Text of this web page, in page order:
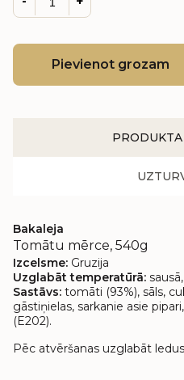
Pievienot grozam
Bakaleja
Tomātu mērce, 540g
Izcelsme: Gruzija
Uzglabāt temperatūrā:
Sastāvs: tomāti (93%), sāls,
gāstiņielas, sarkanie asie
(E202).
Pēc atvēršanas uzglabāt